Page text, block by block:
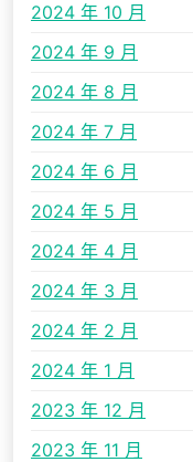
2024 年 10 月
2024 年 9 月
2024 年 8 月
2024 年 7 月
2024 年 6 月
2024 年 5 月
2024 年 4 月
2024 年 3 月
2024 年 2 月
2024 年 1 月
2023 年 12 月
2023 年 11 月